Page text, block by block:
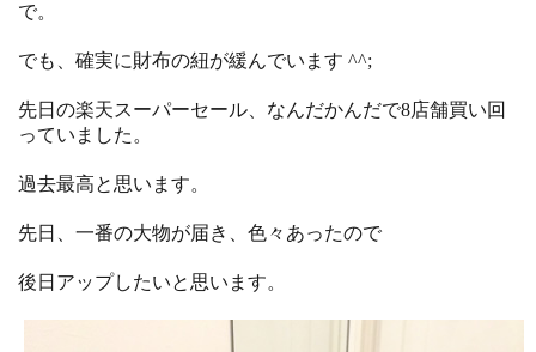
で。
でも、確実に財布の紐が緩んでいます ^^;
先日の楽天スーパーセール、なんだかんだで8店舗買い回
っていました。
過去最高と思います。
先日、一番の大物が届き、色々あったので
後日アップしたいと思います。